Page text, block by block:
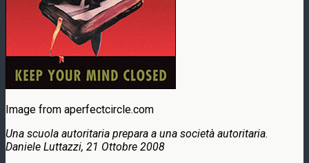
Image from aperfectcircle.com
Una scuola autoritaria prepara a una società autoritaria.
Daniele Luttazzi, 21 Ottobre 2008